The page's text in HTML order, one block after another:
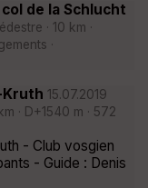
de la Schlucht
· 10 km ·
·
Kruth 15.07.2019
· D+1540 m · 572
- Club vosgien
- Guide : Denis